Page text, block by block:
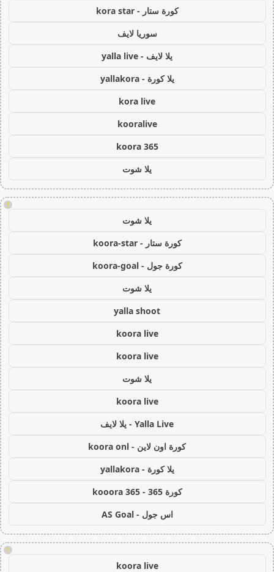
كورة ستار - kora star
سوريا لايف
يلا لايف - yalla live
يلا كورة - yallakora
kora live
kooralive
koora 365
يلا شوت
!
يلا شوت
كورة ستار - koora-star
كورة جول - koora-goal
يلا شوت
yalla shoot
koora live
koora live
يلا شوت
koora live
Yalla Live - يلا لايف
كورة اون لاين - koora onl
يلا كورة - yallakora
كورة 365 - kooora 365
اس جول - AS Goal
!
koora live